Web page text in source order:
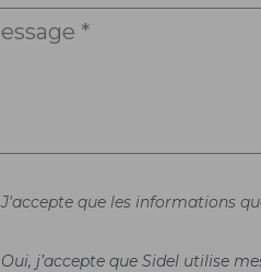
J'accepte que les informations
Oui, j’accepte que Sidel utilise